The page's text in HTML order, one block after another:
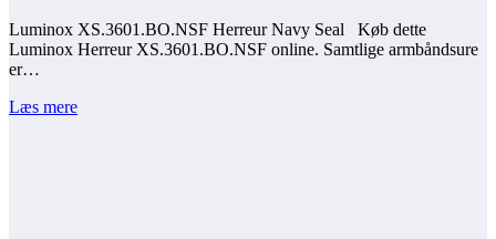
Luminox XS.3601.BO.NSF Herreur Navy Seal Køb dette
Luminox Herreur XS.3601.BO.NSF online. Samtlige armbåndsure
er…
Læs mere